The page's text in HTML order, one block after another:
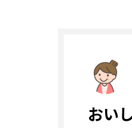
おい